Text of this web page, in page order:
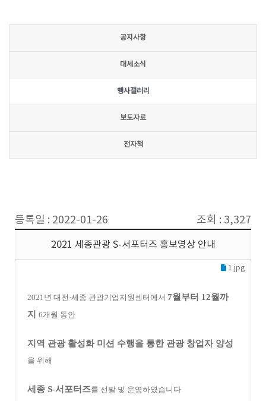
공지사항
대세소식
행사갤러리
보도자료
전자책
등록일 : 2022-01-26 조회 : 3,327
2021 세종관광 S-서포터즈 홍보영상 안내
1.jpg
2021년 대전·세종 관광기업지원센터에서 7월부터 12월까
지 6개월 동안
지역 관광 활성화 미션 수행을 통한 관광 창업자 양성
을 위해
세종 S-서포터즈를 선발 및 운영하였습니다